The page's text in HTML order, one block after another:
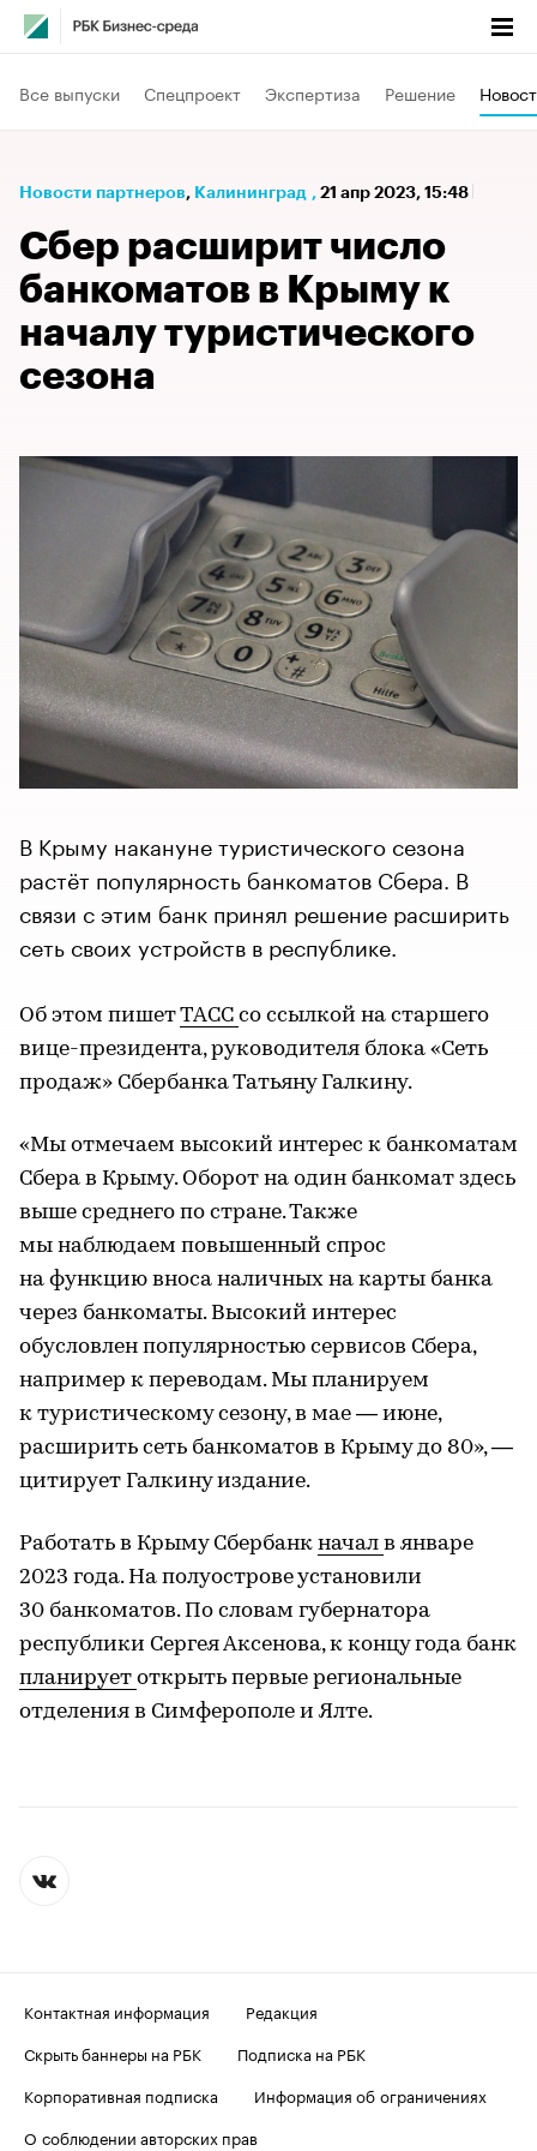
Все выпуски Спецпроект Экспертиза Решение
Новости партнеров⁠, Калининград , 21 апр 2023, 15:48
Сбер расширит число
банкоматов в Крыму к
началу туристического
сезона
В Крыму накануне туристического сезона
растёт популярность банкоматов Сбера. В
связи с этим банк принял решение расширить
сеть своих устройств в республике.
Об этом пишетТАСС со ссылкой на старшего
вице-президента, руководителя блока «Сеть
продаж» Сбербанка Татьяну Галкину.
«Мы отмечаем высокий интерес к банкоматам
Сбера в Крыму. Оборот на один банкомат здесь
выше среднего по стране. Также
мы наблюдаем повышенный спрос
на функцию вноса наличных на карты банка
через банкоматы. Высокий интерес
обусловлен популярностью сервисов Сбера,
например к переводам. Мы планируем
к туристическому сезону, в мае — июне,
расширить сеть банкоматов в Крыму до 80», —
цитирует Галкину издание.
Работать в Крыму Сбербанк начал в январе
2023 года. На полуострове установили
30 банкоматов. По словам губернатора
республики Сергея Аксенова, к концу года банк
планирует открыть первые региональные
отделения в Симферополе и Ялте.
Контактная информация
Редакция
Скрыть баннеры на РБК
Подписка на РБК
Корпоративная подписка
Информация об ограничениях
О соблюдении авторских прав